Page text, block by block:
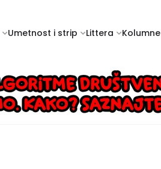
Umetnost i strip Littera Kolumne